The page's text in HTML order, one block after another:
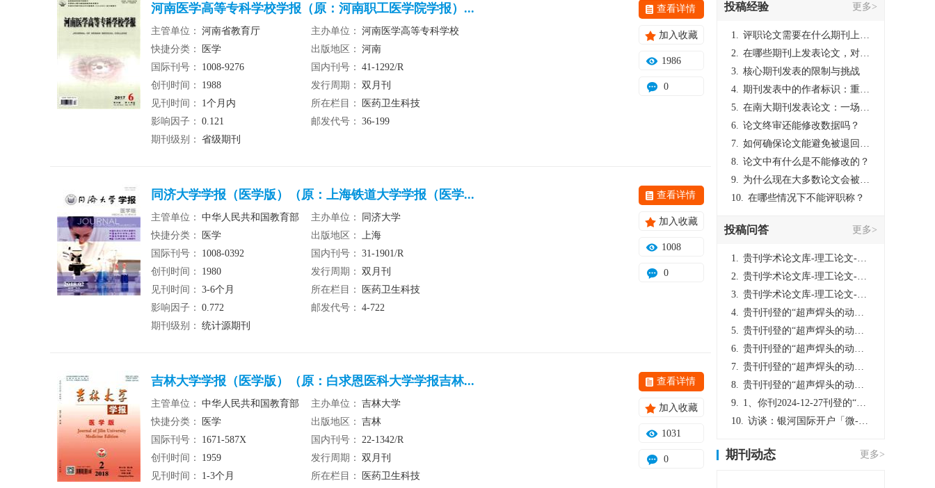
河南医学高等专科学校学报（原：河南职工医学院学报）...
主管单位： 河南省教育厅 主办单位： 河南医学高等专科学校
快捷分类：
医学 出版地区： 河南
国际刊号：
1008-9276 国内刊号： 41-1292/R
创刊时间：
1988 发行周期： 双月刊
见刊时间：
1个月内 所在栏目：
医药卫生科技
影响因子： 0.121 邮发代号： 36-199
期刊级别： 省级期刊
查看详情
加入收藏
1986
0
同济大学学报（医学版）（原：上海铁道大学学报（医学...
主管单位： 中华人民共和国教育部 主办单位：
同济大学
快捷分类：
医学 出版地区： 上海
国际刊号：
1008-0392 国内刊号： 31-1901/R
创刊时间：
1980 发行周期： 双月刊
见刊时间： 3-6个月 所在栏目：
医药卫生科技
影响因子： 0.772 邮发代号： 4-722
期刊级别： 统计源期刊
查看详情
加入收藏
1008
0
吉林大学学报（医学版）（原：白求恩医科大学学报吉林...
主管单位： 中华人民共和国教育部 主办单位： 吉林大学
快捷分类：
医学 出版地区： 吉林
国际刊号：
1671-587X 国内刊号： 22-1342/R
创刊时间：
1959 发行周期： 双月刊
见刊时间：
1-3个月 所在栏目： 医药卫生科技
查看详情
加入收藏
1031
0
投稿经验 更多>
1. 评职论文需要在什么期刊上发表？
2. 在哪些期刊上发表论文，对考研有优势？
3. 核心期刊发表的限制与挑战
4. 期刊发表中的作者标识：重要性与实践
5. 在南大期刊发表论文：一场知识探索与学术成就的旅程
6. 论文终审还能修改数据吗？
7. 如何确保论文能避免被退回：关键条件与策略
8. 论文中有什么是不能修改的？
9. 为什么现在大多数论文会被评判为AI撰写？（深度剖析查重机制下的困境与出路）
10. 在哪些情况下不能评职称？
投稿问答 更多>
1. 贵刊学术论文库-理工论文-第16页刊登的“超声焊头的动力学分析与优化设计”，作者lizhiwei，时间2024-12-27，该论文由我本人在机电工程技术2024年第10期公开发表，lizhiwei并非本人，请将文章删除，消除影响，谢谢！
2. 贵刊学术论文库-理工论文-第16页刊登的“超声焊头的动力学分析与优化设计”，作者lizhiwei，时间2024-12-27，该论文由我本人在机电工程技术2024年第10期公开发表，lizhiwei并非本人，请将文章删除，消除影响，谢谢！
3. 贵刊学术论文库-理工论文-第16页刊登的“超声焊头的动力学分析与优化设计”，作者lizhiwei，时间2024-12-27，该论文由我本人在机电工程技术2024年第10期公开发表，lizhiwei并非本人，请将文章删除，消除影响，谢谢！
4. 贵刊刊登的“超声焊头的动力学分析与优化设计”，作者lizhiwei，时间2024-12-27，该论文由我本人在机电工程技术2024年第10期公开发表，lizhiwei并非本人，请将文章删除，消除影响，谢谢！
5. 贵刊刊登的“超声焊头的动力学分析与优化设计”，作者lizhiwei，时间2024-12-27，该论文由我本人在机电工程技术2024年第10期公开发表，lizhiwei并非本人，请将文章删除，消除影响，谢谢！
6. 贵刊刊登的“超声焊头的动力学分析与优化设计”，作者lizhiwei，时间2024-12-27，该论文由我本人在机电工程技术2024年第10期公开发表，lizhiwei并非本人，请将文章删除，消除影响，谢谢！
7. 贵刊刊登的“超声焊头的动力学分析与优化设计”，作者lizhiwei，时间2024-12-27，该论文由我本人在机电工程技术2024年第10期公开发表，lizhiwei并非本人，请将文章删除，消除影响，谢谢！
8. 贵刊刊登的“超声焊头的动力学分析与优化设计”，作者lizhiwei，时间2024-12-27，该论文由我本人在机电工程技术2024年第10期公开发表，lizhiwei并非本人，请将文章删除，消除影响，谢谢！
9. 1、你刊2024-12-27刊登的“超声焊头的动力学分析与优化设计论文”，是由我本人在“机电工程技术”，在2024年第10期公开发表的，而本刊转载“lizhiwei”非本人操作，请尽快将其删除，消除不良影响。
10. 访谈：银河国际开户「微-97905670-信」上分客服开户电话在线注册现场经理。机械文明荒野生存游戏《荒野起源》超新星测试将于12月18日上午10点正式开启!本次测试资格已陆续发放!各位拓荒者们准备好了么。
期刊动态 更多>